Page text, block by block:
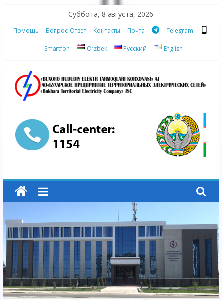
content
Суббота, 8 августа, 2026
Помощь Вопрос-Ответ Контакты Почта Telegram
Smartfon Oʻzbek Русский English
АО
"Бухарское
Предприятие
Территориальных
Электрических
сетей"
АО
"Бухарское